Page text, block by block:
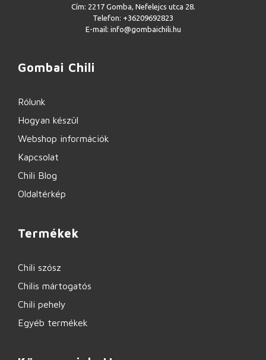
Cím: 2217 Gomba, Nefelejcs utca 28.
Telefon: +36209692823
E-mail: info@gombaichili.hu
Gombai Chili
Rólunk
Hogyan készül
Webshop információk
Kapcsolat
Chili Blog
Oldaltérkép
Termékek
Chili szósz
Chilis mártogatós
Chili pehely
Egyéb termékek